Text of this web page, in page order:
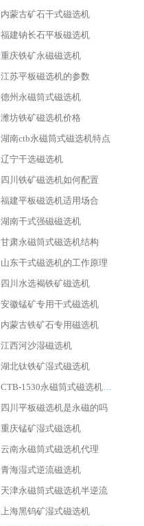
内蒙古矿石干式磁选机
福建钠长石平板磁选机
重庆铁矿永磁磁选机
江苏平板磁选机的参数
德州永磁筒式磁选机
潍坊铁矿磁选机价格
湖南ctb永磁筒式磁选机特点
辽宁干选磁选机
四川铁矿磁选机如何配置
福建平板磁选机适用场合
湖南干式强磁磁选机
甘肃永磁筒式磁选机结构
山东干式磁选机的工作原理
四川水选褐铁矿磁选机
安徽锰矿专用干式磁选机
内蒙古铁矿石专用磁选机
江西河沙湿磁选机
湖北钛铁矿湿式磁选机
CTB-1530永磁筒式磁选机代理商
四川平板磁选机是永磁的吗
重庆锰矿湿式磁选机
云南永磁筒式磁选机代理
青海湿式逆流磁选机
天津永磁筒式磁选机半逆流
上海黑钨矿湿式磁选机